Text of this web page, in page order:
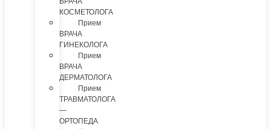
КОСМЕТОЛОГА
Прием
ВРАЧА
ГИНЕКОЛОГА
Прием
ВРАЧА
ДЕРМАТОЛОГА
Прием
ТРАВМАТОЛОГА
—
ОРТОПЕДА